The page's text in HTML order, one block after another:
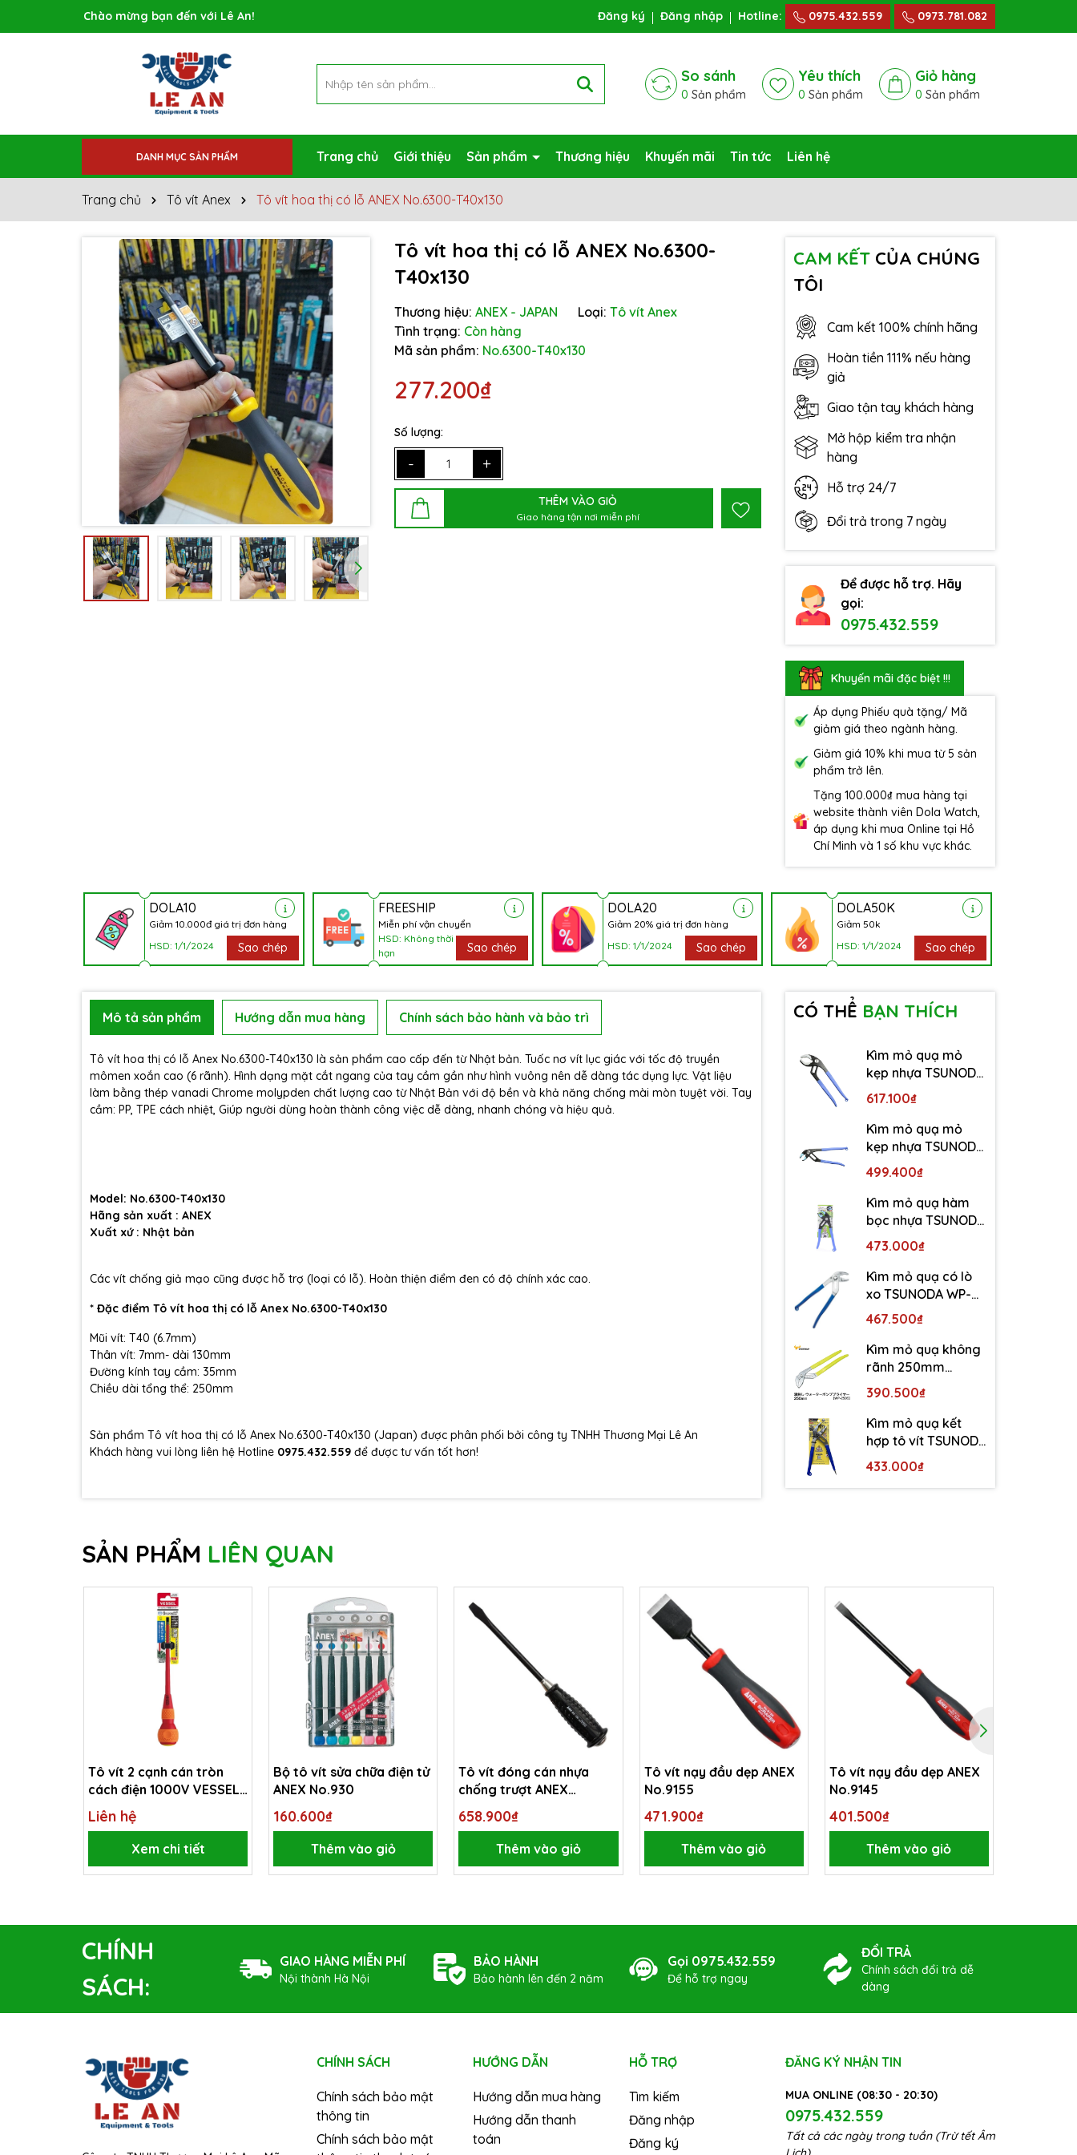
Rất nhiều ưu đãi và chương trình khuyến mãi đang chờ đợi bạn Đăng ký Đăng nhập Hotline: 0975.432.559 0973.781.082
So sánh
0 Sản phẩm
Yêu thích
0 Sản phẩm
Giỏ hàng
0 Sản phẩm
DANH MỤC SẢN PHẨM Trang chủ Giới thiệu Sản phẩm Thương hiệu Khuyến mãi Tin tức Liên hệ
Trang chủ Tô vít Anex Tô vít hoa thị có lỗ ANEX No.6300-T40x130
Tô vít hoa thị có lỗ ANEX No.6300-
T40x130
Thương hiệu: ANEX - JAPAN Loại: Tô vít Anex
Tình trạng: Còn hàng
Mã sản phẩm: No.6300-T40x130
277.200₫
Số lượng:
- +
THÊM VÀO GIỎ
Giao hàng tận nơi miễn phí
CAM KẾTCỦA CHÚNG
TÔI
Cam kết 100% chính hãng
Hoàn tiền 111% nếu hàng
giả
Giao tận tay khách hàng
Mở hộp kiểm tra nhận
hàng
Hỗ trợ 24/7
Đổi trả trong 7 ngày
Để được hỗ trợ. Hãy
gọi:
0975.432.559
Khuyến mãi đặc biệt !!!
Áp dụng Phiếu quà tặng/ Mã
giảm giá theo ngành hàng.
Giảm giá 10% khi mua từ 5 sản
phẩm trở lên.
Tặng 100.000₫ mua hàng tại
website thành viên Dola Watch,
áp dụng khi mua Online tại Hồ
Chí Minh và 1 số khu vực khác.
DOLA10
Giảm 10.000đ giá trị đơn hàng
HSD: 1/1/2024
Sao chép
FREESHIP
Miễn phí vận chuyển
HSD: Không thời
hạn
Sao chép
DOLA20
Giảm 20% giá trị đơn hàng
HSD: 1/1/2024
Sao chép
DOLA50K
Giảm 50k
HSD: 1/1/2024
Sao chép
Ngày hết hạn:
Điều kiện:
Mô tả sản phẩm Hướng dẫn mua hàng Chính sách bảo hành và bảo trì
Tô vít hoa thị có lỗ Anex No.6300-T40x130 là sản phẩm cao cấp đến từ Nhật bản. Tuốc nơ vít lục giác với tốc độ truyền
mômen xoắn cao (6 rãnh). Hình dạng mặt cắt ngang của tay cầm gần như hình vuông nên dễ dàng tác dụng lực. Vật liệu
làm bằng thép vanadi Chrome molypden chất lượng cao từ Nhật Bản với độ bền và khả năng chống mài mòn tuyệt vời. Tay
cầm: PP, TPE cách nhiệt, Giúp người dùng hoàn thành công việc dễ dàng, nhanh chóng và hiệu quả.
Model: No.6300-T40x130
Hãng sản xuất : ANEX
Xuất xứ : Nhật bản
Các vít chống giả mạo cũng được hỗ trợ (loại có lỗ). Hoàn thiện điểm đen có độ chính xác cao.
* Đặc điểm Tô vít hoa thị có lỗ Anex No.6300-T40x130
Mũi vít: T40 (6.7mm)
Thân vít: 7mm- dài 130mm
Đường kính tay cầm: 35mm
Chiều dài tổng thể: 250mm
Sản phẩm Tô vít hoa thị có lỗ Anex No.6300-T40x130 (Japan) được phân phối bởi công ty TNHH Thương Mại Lê An
Khách hàng vui lòng liên hệ Hotline 0975.432.559 để được tư vấn tốt hơn!
CÓ THỂ BẠN THÍCH
Kìm mỏ quạ mỏ
kẹp nhựa TSUNODA
WP-300SC-S
617.100₫
Kìm mỏ quạ mỏ
kẹp nhựa TSUNODA
WP-250SC-S
499.400₫
Kìm mỏ quạ hàm
bọc nhựa TSUNODA
WP-200SC-S
473.000₫
Kìm mỏ quạ có lò
xo TSUNODA WP-
250SS
467.500₫
Kìm mỏ quạ không
rãnh 250mm
TSUNODA WP-250S
390.500₫
Kìm mỏ quạ kết
hợp tô vít TSUNODA
WP-200DS
433.000₫
SẢN PHẨM LIÊN QUAN
Tô vít 2 cạnh cán tròn
cách điện 1000V VESSEL
200-6x1.0x150
Liên hệ
Xem chi tiết
Bộ tô vít sửa chữa điện tử
ANEX No.930
160.600₫
Thêm vào giỏ
Tô vít đóng cán nhựa
chống trượt ANEX
No.9210-9.5x150
658.900₫
Thêm vào giỏ
Tô vít nạy đầu dẹp ANEX
No.9155
471.900₫
Thêm vào giỏ
Tô vít nạy đầu dẹp ANEX
No.9145
401.500₫
Thêm vào giỏ
CHÍNH
SÁCH:
GIAO HÀNG MIỄN PHÍ
Nội thành Hà Nội
BẢO HÀNH
Bảo hành lên đến 2 năm
Gọi 0975.432.559
Để hỗ trợ ngay
ĐỔI TRẢ
Chính sách đổi trả dễ
dàng
CHÍNH SÁCH
Chính sách bảo mật
thông tin
Chính sách bảo mật
HƯỚNG DẪN
Hướng dẫn mua hàng
Hướng dẫn thanh
toán
HỖ TRỢ
Tìm kiếm
Đăng nhập
Đăng ký
ĐĂNG KÝ NHẬN TIN
MUA ONLINE (08:30 - 20:30)
0975.432.559
Tất cả các ngày trong tuần (Trừ tết Âm